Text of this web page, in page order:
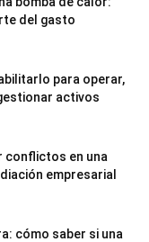
del gasto
para operar,
activos
conflictos en una
empresarial
cómo saber si una